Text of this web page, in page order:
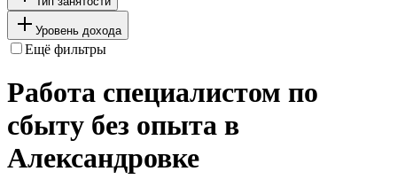
Уровень дохода
Ещё фильтры
Работа специалистом по
сбыту без опыта в
Александровке